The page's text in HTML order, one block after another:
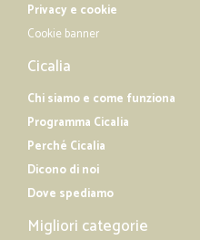
Privacy e cookie
Cookie banner
Cicalia
Chi siamo e come funziona
Programma Cicalia
Perché Cicalia
Dicono di noi
Dove spediamo
Migliori categorie